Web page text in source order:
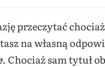
przeczytać
na własną
. Chociaż sam tytuł